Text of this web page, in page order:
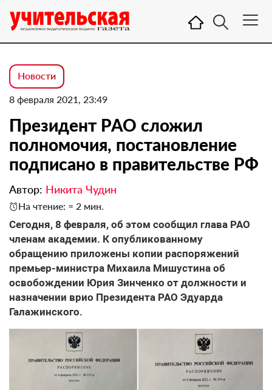
Новости
8 февраля 2021, 23:49
Президент РАО сложил
полномочия, постановление
подписано в правительстве РФ
Автор: Никита Чудин
На чтение: ≈ 2 мин.
Сегодня, 8 февраля, об этом сообщил глава РАО
членам академии. К опубликованному
обращению приложены копии распоряжений
премьер-министра Михаила Мишустина об
освобождении Юрия Зинченко от должности и
назначении врио Президента РАО Эдуарда
Галажинского.